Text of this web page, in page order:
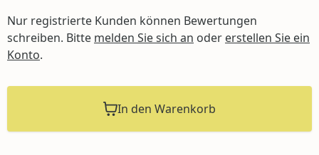
Nur registrierte Kunden können Bewertungen
schreiben. Bitte melden Sie sich an oder erstellen Sie ein
Konto.
In den Warenkorb